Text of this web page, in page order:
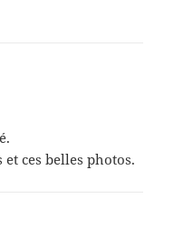
ces belles photos.